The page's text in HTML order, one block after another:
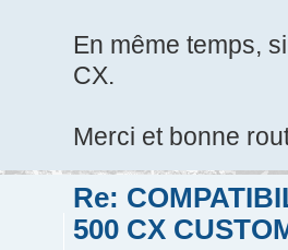
En même temps,
CX.
Merci et bonne
Re:
500 CX